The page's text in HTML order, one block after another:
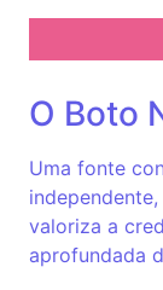
O Boto
Uma fonte
valoriza a
aprofundada